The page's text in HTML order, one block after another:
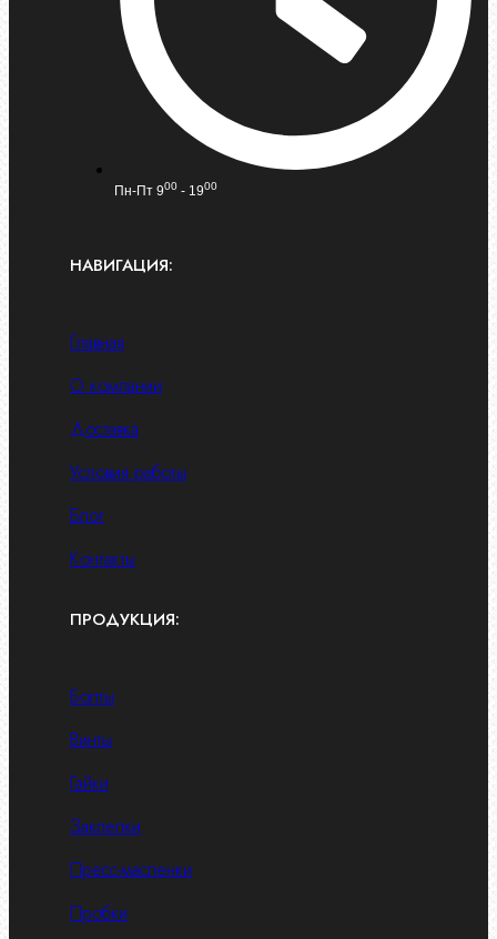
Пн-Пт 900 - 1900
НАВИГАЦИЯ:
Главная
О компании
Доставка
Условия работы
Блог
Контакты
ПРОДУКЦИЯ:
Болты
Винты
Гайки
Заклепки
Пресс-масленки
Пробки